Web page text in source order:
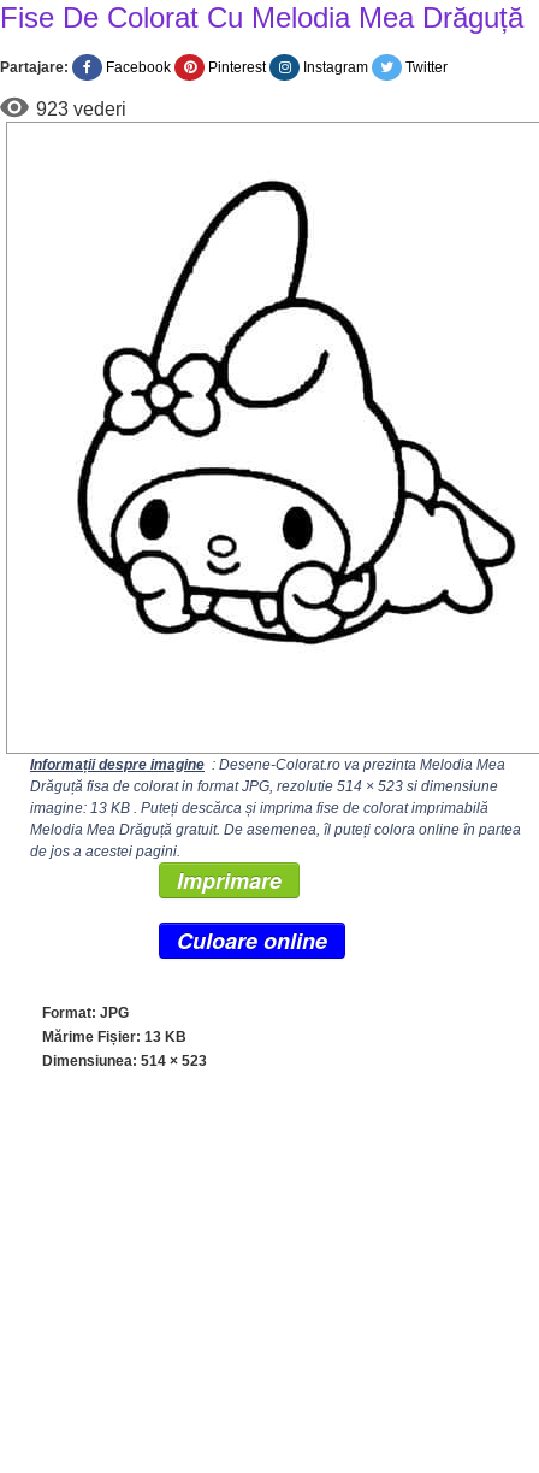
Fise De Colorat Cu Melodia Mea Drăguță
Partajare: Facebook Pinterest Instagram Twitter
923 vederi
Informații despre imagine : Desene-Colorat.ro va prezinta Melodia Mea
Drăguță fisa de colorat in format JPG, rezolutie 514 × 523 si dimensiune
imagine: 13 KB . Puteți descărca și imprima fise de colorat imprimabilă
Melodia Mea Drăguță gratuit. De asemenea, îl puteți colora online în partea
de jos a acestei pagini.
Imprimare
Culoare online
Format: JPG
Mărime Fișier: 13 KB
Dimensiunea: 514 × 523